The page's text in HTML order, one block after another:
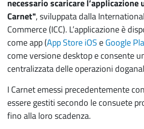
necessario scaricare l’applicazione
Carnet", sviluppata dalla
Commerce (ICC). L’applicazione è
come app (App Store iOS eGoogle
come versione desktop e consente
centralizzata delle operazioni
I Carnet emessi precedentemente
essere gestiti secondo le consuete
fino alla loro scadenza.